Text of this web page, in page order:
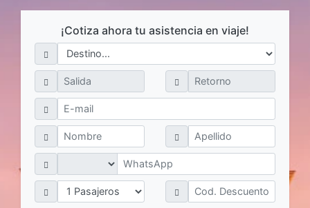
¡Cotiza ahora tu asistencia en viaje!